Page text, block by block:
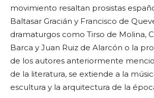
movimiento resaltan prosistas
Baltasar Gracián y Francisco de
dramaturgos como Tirso de Molina,
Barca y Juan Ruiz de Alarcón o la
de los autores anteriormente
de la literatura, se extiende a la
escultura y la arquitectura de la